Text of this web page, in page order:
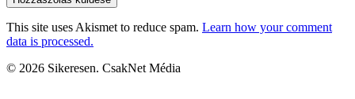
This site uses Akismet to reduce spam. Learn how your comment
data is processed.
© 2026 Sikeresen. CsakNet Média